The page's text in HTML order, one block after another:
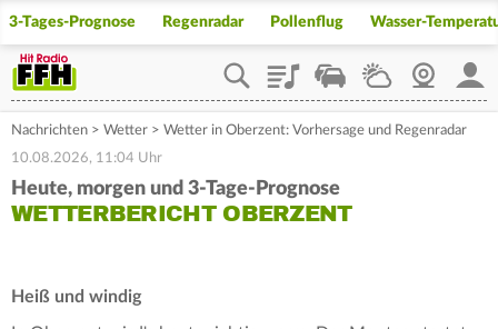
3-Tages-Prognose Regenradar Pollenflug Wasser-
PlaylistStaupilotWetterWebcam
Nachrichten > Wetter > Wetter in Oberzent: Vorhersage und Regenradar
10.08.2026, 11:04 Uhr
Heute, morgen und 3-Tage-Prognose
WETTERBERICHT OBERZENT
Heiß und windig